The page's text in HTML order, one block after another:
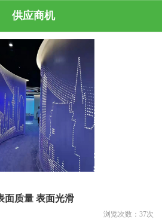
供应商机
面质量 表面光滑
浏览次数： 37次